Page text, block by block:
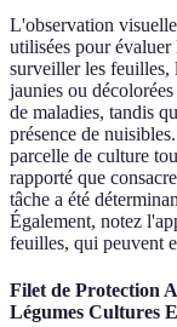
L'observation
utilisées pour évaluer
surveiller les feuilles,
jaunies ou
de maladies, tandis
présence de
parcelle de culture
rapporté que
tâche a été
Également, notez
feuilles, qui peuvent
Filet de Protection
Légumes Cultures